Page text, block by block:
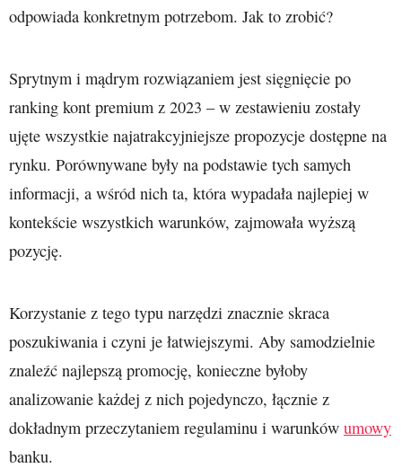
odpowiada konkretnym potrzebom. Jak to zrobić?
Sprytnym i mądrym rozwiązaniem jest sięgnięcie po
ranking kont premium z 2023 – w zestawieniu zostały
ujęte wszystkie najatrakcyjniejsze propozycje dostępne na
rynku. Porównywane były na podstawie tych samych
informacji, a wśród nich ta, która wypadała najlepiej w
kontekście wszystkich warunków, zajmowała wyższą
pozycję.
Korzystanie z tego typu narzędzi znacznie skraca
poszukiwania i czyni je łatwiejszymi. Aby samodzielnie
znaleźć najlepszą promocję, konieczne byłoby
analizowanie każdej z nich pojedynczo, łącznie z
dokładnym przeczytaniem regulaminu i warunków umowy
banku.